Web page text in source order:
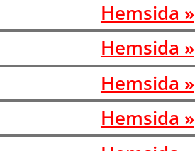
Hemsida »
Hemsida »
Hemsida »
Hemsida »